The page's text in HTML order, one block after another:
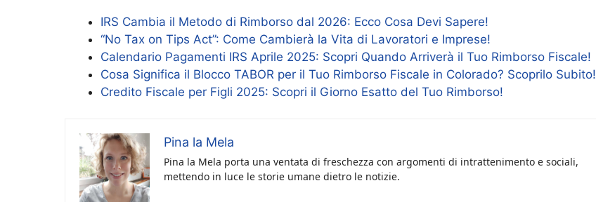
IRS Cambia il Metodo di Rimborso dal 2026: Ecco Cosa Devi Sapere!
“No Tax on Tips Act”: Come Cambierà la Vita di Lavoratori e Imprese!
Calendario Pagamenti IRS Aprile 2025: Scopri Quando Arriverà il Tuo Rimborso Fiscale!
Cosa Significa il Blocco TABOR per il Tuo Rimborso Fiscale in Colorado? Scoprilo Subito!
Credito Fiscale per Figli 2025: Scopri il Giorno Esatto del Tuo Rimborso!
Pina la Mela
Pina la Mela porta una ventata di freschezza con argomenti di intrattenimento e sociali,
mettendo in luce le storie umane dietro le notizie.